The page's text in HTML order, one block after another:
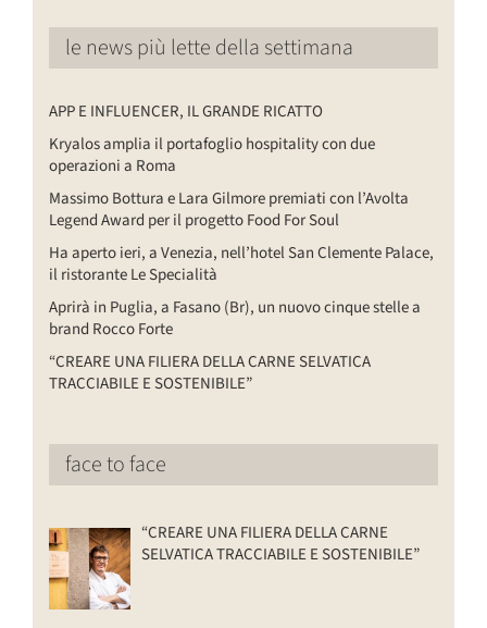
le news più lette della settimana
APP E INFLUENCER, IL GRANDE RICATTO
Kryalos amplia il portafoglio hospitality con due
operazioni a Roma
Massimo Bottura e Lara Gilmore premiati con l’Avolta
Legend Award per il progetto Food For Soul
Ha aperto ieri, a Venezia, nell’hotel San Clemente Palace,
il ristorante Le Specialità
Aprirà in Puglia, a Fasano (Br), un nuovo cinque stelle a
brand Rocco Forte
“CREARE UNA FILIERA DELLA CARNE SELVATICA
TRACCIABILE E SOSTENIBILE”
face to face
“CREARE UNA FILIERA DELLA CARNE
SELVATICA TRACCIABILE E SOSTENIBILE”